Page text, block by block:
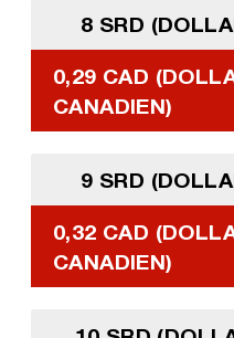
8 SRD
0,29 CAD
CANADIEN)
9 SRD
0,32 CAD
CANADIEN)